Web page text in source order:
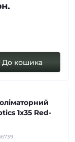
До кошика
1x35 Red-